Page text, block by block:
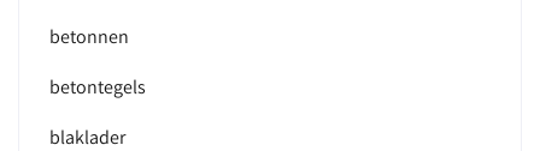
betonnen
betontegels
blaklader